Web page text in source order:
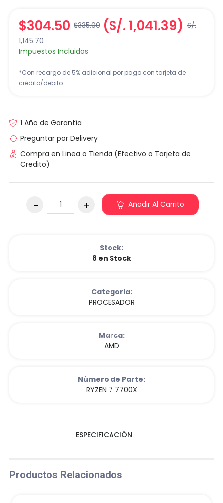
$304.50 $335.00 (S/. 1,041.39) S/.
1,145.70
Impuestos Incluidos
*Con recargo de 5% adicional por pago con tarjeta de
crédito/debito
1 Año de Garantía
Preguntar por Delivery
Compra en Linea o Tienda (Efectivo o Tarjeta de
Credito)
Añadir Al Carrito
Stock:
8 en Stock
Categoria:
PROCESADOR
Marca:
AMD
Número de Parte:
RYZEN 7 7700X
ESPECIFICACIÓN
Productos Relacionados